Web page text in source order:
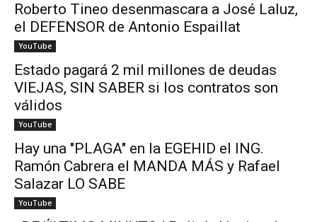
Roberto Tineo desenmascara a José Laluz,
el DEFENSOR de Antonio Espaillat
YouTube
Estado pagará 2 mil millones de deudas
VIEJAS, SIN SABER si los contratos son
válidos
YouTube
Hay una "PLAGA" en la EGEHID el ING.
Ramón Cabrera el MANDA MÁS y Rafael
Salazar LO SABE
YouTube